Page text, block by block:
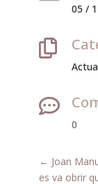
05 /


0
← Joan
es va obrir